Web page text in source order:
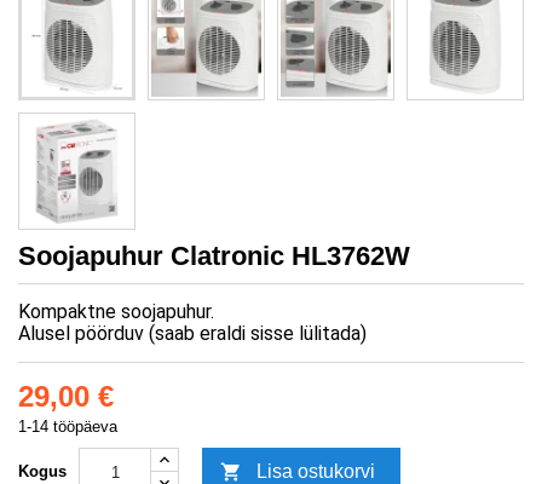
Soojapuhur Clatronic HL3762W
Kompaktne soojapuhur.
Alusel pöörduv (saab eraldi sisse lülitada)
29,00 €
1-14 tööpäeva
Kogus  Lisa ostukorvi